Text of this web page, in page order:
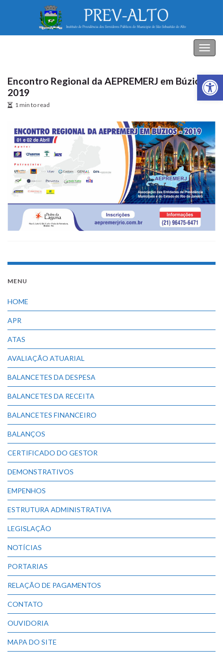
Abrir
Encontro Regional da AEPREMERJ em Búzios –
2019
1 min to read
MENU
HOME
APR
ATAS
AVALIAÇÃO ATUARIAL
BALANCETES DA DESPESA
BALANCETES DA RECEITA
BALANCETES FINANCEIRO
BALANÇOS
CERTIFICADO DO GESTOR
DEMONSTRATIVOS
EMPENHOS
ESTRUTURA ADMINISTRATIVA
LEGISLAÇÃO
NOTÍCIAS
PORTARIAS
RELAÇÃO DE PAGAMENTOS
CONTATO
OUVIDORIA
MAPA DO SITE